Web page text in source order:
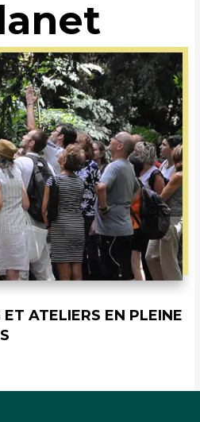
ATELIERS EN PLEINE